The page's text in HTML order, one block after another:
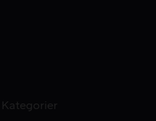
Kategorier